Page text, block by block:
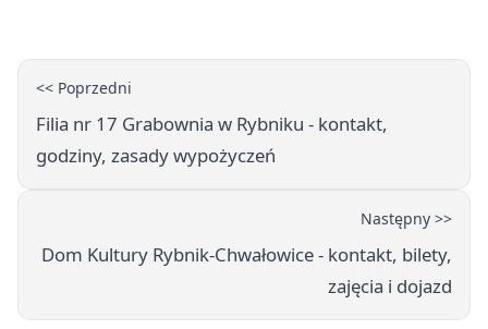
<< Poprzedni
Filia nr 17 Grabownia w Rybniku - kontakt,
godziny, zasady wypożyczeń
Następny >>
Dom Kultury Rybnik-Chwałowice - kontakt, bilety,
zajęcia i dojazd